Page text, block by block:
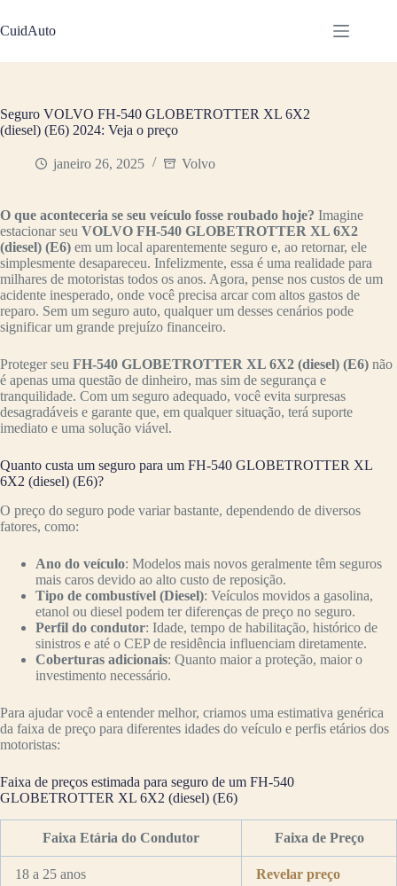
para
o
CuidAuto
Seguro VOLVO FH-540 GLOBETROTTER XL 6X2
(diesel) (E6) 2024: Veja o preço
janeiro 26, 2025 Volvo
O que aconteceria se seu veículo fosse roubado hoje? Imagine
estacionar seu VOLVO FH-540 GLOBETROTTER XL 6X2
(diesel) (E6) em um local aparentemente seguro e, ao retornar, ele
simplesmente desapareceu. Infelizmente, essa é uma realidade para
milhares de motoristas todos os anos. Agora, pense nos custos de um
acidente inesperado, onde você precisa arcar com altos gastos de
reparo. Sem um seguro auto, qualquer um desses cenários pode
significar um grande prejuízo financeiro.
Proteger seu FH-540 GLOBETROTTER XL 6X2 (diesel) (E6) não
é apenas uma questão de dinheiro, mas sim de segurança e
tranquilidade. Com um seguro adequado, você evita surpresas
desagradáveis e garante que, em qualquer situação, terá suporte
imediato e uma solução viável.
Quanto custa um seguro para um FH-540 GLOBETROTTER XL
6X2 (diesel) (E6)?
O preço do seguro pode variar bastante, dependendo de diversos
fatores, como:
Ano do veículo: Modelos mais novos geralmente têm seguros
mais caros devido ao alto custo de reposição.
Tipo de combustível (Diesel): Veículos movidos a gasolina,
etanol ou diesel podem ter diferenças de preço no seguro.
Perfil do condutor: Idade, tempo de habilitação, histórico de
sinistros e até o CEP de residência influenciam diretamente.
Coberturas adicionais: Quanto maior a proteção, maior o
investimento necessário.
Para ajudar você a entender melhor, criamos uma estimativa genérica
da faixa de preço para diferentes idades do veículo e perfis etários dos
motoristas:
Faixa de preços estimada para seguro de um FH-540
GLOBETROTTER XL 6X2 (diesel) (E6)
Faixa Etária do Condutor Faixa de Preço
18 a 25 anos Revelar preço